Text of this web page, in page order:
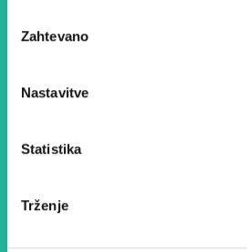
soglasja
Zahtevano
Nastavitve
Statistika
Trženje
našimi aktivnostmi.